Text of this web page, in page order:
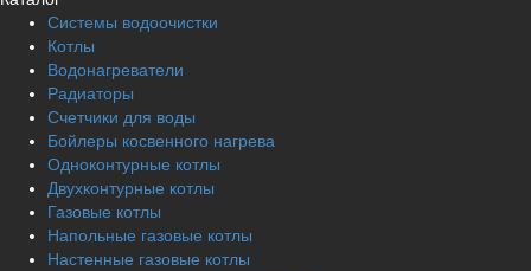
Системы водоочистки
Котлы
Водонагреватели
Радиаторы
Cчетчики для воды
Бойлеры косвенного нагрева
Одноконтурные котлы
Двухконтурные котлы
Газовые котлы
Напольные газовые котлы
Настенные газовые котлы